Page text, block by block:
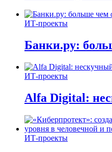
ИТ-проекты
Банки.ру:
ИТ-проекты
Alfa Digital:
ИТ-проекты